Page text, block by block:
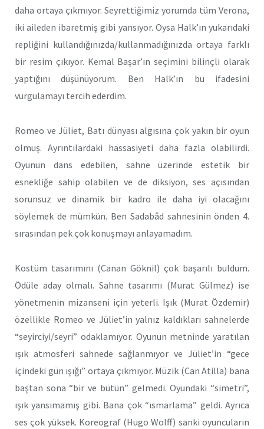
daha ortaya çıkmıyor. Seyrettiğimiz yorumda tüm Verona,
iki aileden ibaretmiş gibi yansıyor. Oysa Halk’ın yukarıdaki
repliğini kullandığınızda/kullanmadığınızda ortaya farklı
bir resim çıkıyor. Kemal Başar’ın seçimini bilinçli olarak
yaptığını düşünüyorum. Ben Halk’ın bu ifadesini
vurgulamayı tercih ederdim.
Romeo ve Jüliet, Batı dünyası algısına çok yakın bir oyun
olmuş. Ayrıntılardaki hassasiyeti daha fazla olabilirdi.
Oyunun dans edebilen, sahne üzerinde estetik bir
esnekliğe sahip olabilen ve de diksiyon, ses açısından
sorunsuz ve dinamik bir kadro ile daha iyi olacağını
söylemek de mümkün. Ben Sadabâd sahnesinin önden 4.
sırasından pek çok konuşmayı anlayamadım.
Kostüm tasarımını (Canan Göknil) çok başarılı buldum.
Ödüle aday olmalı. Sahne tasarımı (Murat Gülmez) ise
yönetmenin mizanseni için yeterli. Işık (Murat Özdemir)
özellikle Romeo ve Jüliet’in yalnız kaldıkları sahnelerde
“seyirciyi/seyri” odaklamıyor. Oyunun metninde yaratılan
ışık atmosferi sahnede sağlanmıyor ve Jüliet’in “gece
içindeki gün ışığı” ortaya çıkmıyor. Müzik (Can Atilla) bana
baştan sona “bir ve bütün” gelmedi. Oyundaki “simetri”,
ışık yansımamış gibi. Bana çok “ısmarlama” geldi. Ayrıca
ses çok yüksek. Koreograf (Hugo Wolff) sanki oyuncuların